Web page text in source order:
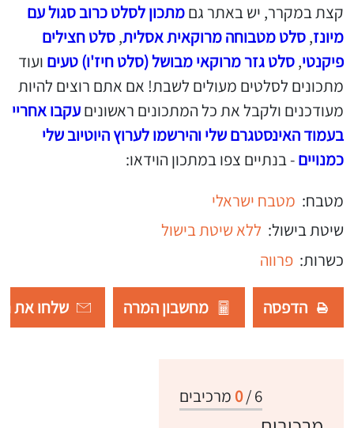
קצת במקרר, יש באתר גםמתכון לסלט כרוב סגול עם
מיונז,סלט מטבוחה מרוקאית אסלית,סלט חצילים
פיקנטי,סלט גזר מרוקאי מבושל (סלט חיז'ו) טעים ועוד
מתכונים לסלטים מעולים לשבת! אם אתם רוצים להיות
מעודכנים ולקבל את כל המתכונים ראשוניםעקבו אחריי
בעמוד האינסטגרם שליוהירשמו לערוץ היוטיוב שלי
כמנויים- בנתיים צפו במתכון הוידאו:
מטבח: מטבח ישראלי
שיטת בישול: ללא שיטת בישול
כשרות: פרווה
הדפסה מחשבון המרה שלחו את
6
/
0 מרכיבים